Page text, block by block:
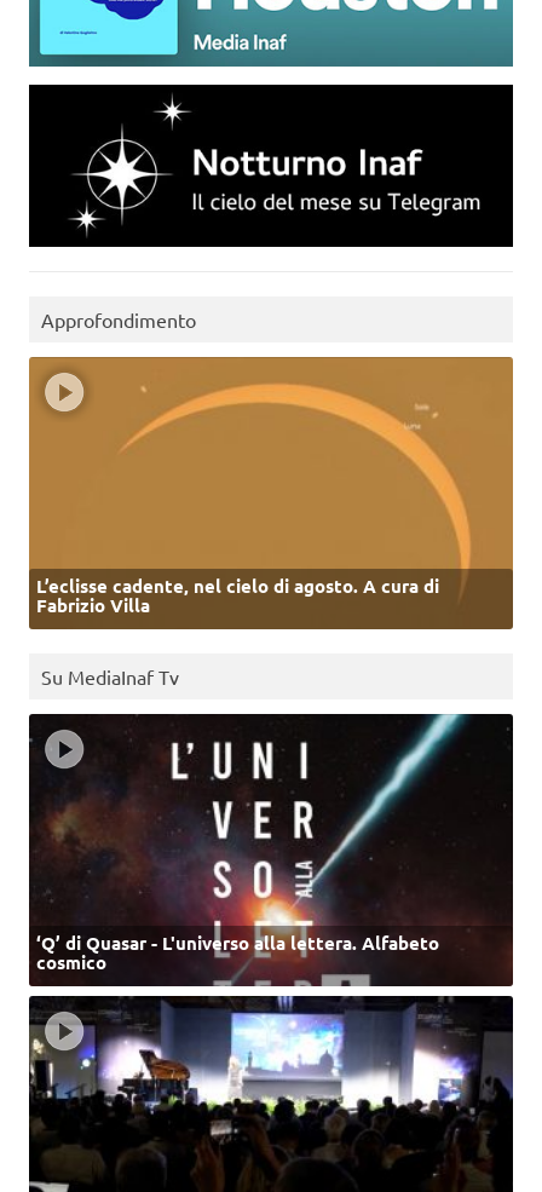
Approfondimento
L’eclisse cadente, nel cielo di agosto. A cura di
Fabrizio Villa
Su MediaInaf Tv
‘Q’ di Quasar - L'universo alla lettera. Alfabeto
cosmico